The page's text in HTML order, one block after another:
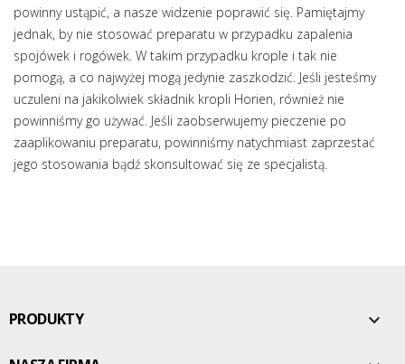
powinny ustąpić, a nasze widzenie poprawić się. Pamiętajmy
jednak, by nie stosować preparatu w przypadku zapalenia
spojówek i rogówek. W takim przypadku krople i tak nie
pomogą, a co najwyżej mogą jedynie zaszkodzić. Jeśli jesteśmy
uczuleni na jakikolwiek składnik kropli Horien, również nie
powinniśmy go używać. Jeśli zaobserwujemy pieczenie po
zaaplikowaniu preparatu, powinniśmy natychmiast zaprzestać
jego stosowania bądź skonsultować się ze specjalistą.
PRODUKTY 